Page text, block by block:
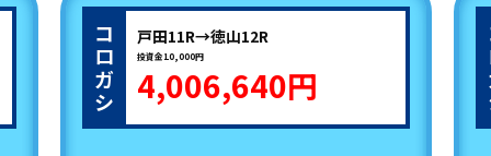
コ
ロ
ガ
シ
戸田11R→徳山12R
投資金10,000円
4,006,640円